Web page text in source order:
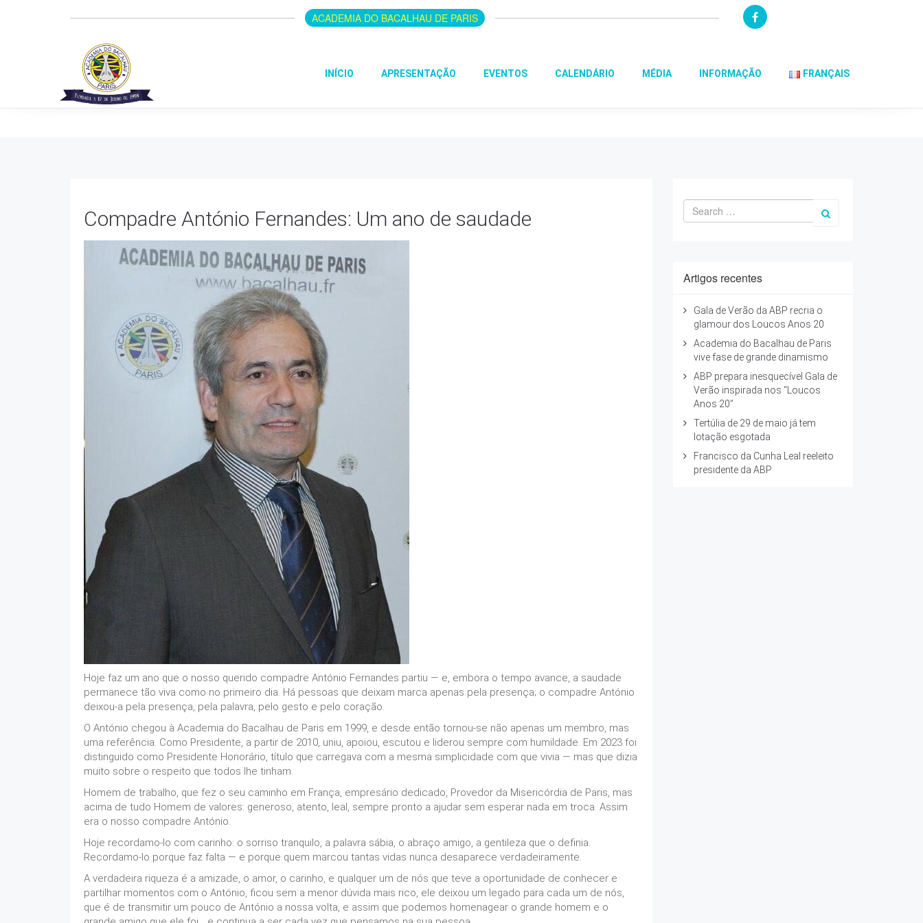
ACADEMIA DO BACALHAU DE PARIS
INÍCIO APRESENTAÇÃO EVENTOS CALENDÁRIO MÉDIA INFORMAÇÃO FRANÇAIS
Compadre António Fernandes: Um ano de saudade
Hoje faz um ano que o nosso querido compadre António Fernandes partiu — e, embora o tempo avance, a saudade
permanece tão viva como no primeiro dia. Há pessoas que deixam marca apenas pela presença; o compadre António
deixou-a pela presença, pela palavra, pelo gesto e pelo coração.
O António chegou à Academia do Bacalhau de Paris em 1999, e desde então tornou-se não apenas um membro, mas
uma referência. Como Presidente, a partir de 2010, uniu, apoiou, escutou e liderou sempre com humildade. Em 2023 foi
distinguido como Presidente Honorário, título que carregava com a mesma simplicidade com que vivia — mas que dizia
muito sobre o respeito que todos lhe tinham.
Homem de trabalho, que fez o seu caminho em França, empresário dedicado, Provedor da Misericórdia de Paris, mas
acima de tudo Homem de valores: generoso, atento, leal, sempre pronto a ajudar sem esperar nada em troca. Assim
era o nosso compadre António.
Hoje recordamo-lo com carinho: o sorriso tranquilo, a palavra sábia, o abraço amigo, a gentileza que o definia.
Recordamo-lo porque faz falta — e porque quem marcou tantas vidas nunca desaparece verdadeiramente.
A verdadeira riqueza é a amizade, o amor, o carinho, e qualquer um de nós que teve a oportunidade de conhecer e
partilhar momentos com o António, ficou sem a menor dúvida mais rico, ele deixou um legado para cada um de nós,
que é de transmitir um pouco de António a nossa volta, e assim que podemos homenagear o grande homem e o
Artigos recentes
Gala de Verão da ABP recria o
glamour dos Loucos Anos 20
Academia do Bacalhau de Paris
vive fase de grande dinamismo
ABP prepara inesquecível Gala de
Verão inspirada nos “Loucos
Anos 20”
Tertúlia de 29 de maio já tem
lotação esgotada
Francisco da Cunha Leal reeleito
presidente da ABP